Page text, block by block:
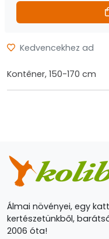
Kedvencekhez ad
Kontêner, 150-170 cm
Álmai növényei, egy
kertészetünkből,
2006 óta!